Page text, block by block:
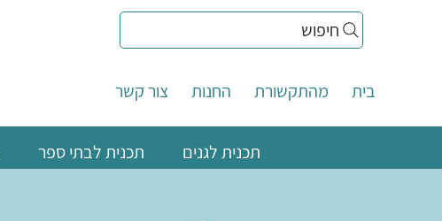
חיפוש
בית מהתקשורת החנות צור קשר
תכנית לגנים תכנית לבתי ספר